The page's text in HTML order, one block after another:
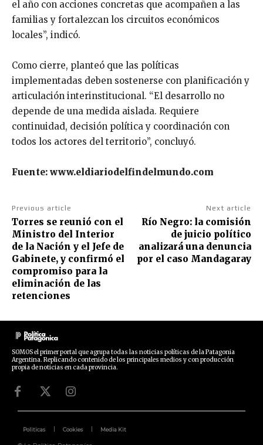
el año con acciones concretas que acompañen a las
familias y fortalezcan los circuitos económicos
locales”, indicó.
Como cierre, planteó que las políticas
implementadas deben sostenerse con planificación y
articulación interinstitucional. “El desarrollo no
depende de una medida aislada. Requiere
continuidad, decisión política y coordinación con
todos los actores del territorio”, concluyó.
Fuente: www.eldiariodelfindelmundo.com
Previous article
Torres se reunió con el
Ministro del Interior
de la Nación y el Jefe de
Gabinete, y confirmó el
compromiso para la
eliminación de las
retenciones
Next article
Río Negro: la comisión
de juicio político
analizará una denuncia
por el caso Mandagaray
SOMOS el primer portal que agrupa todas las noticias políticas de la Patagonia
Argentina. Replicando contenido de los principales medios y con producción
propia de noticias en cada provincia.
Politicas Cookies Media Kit